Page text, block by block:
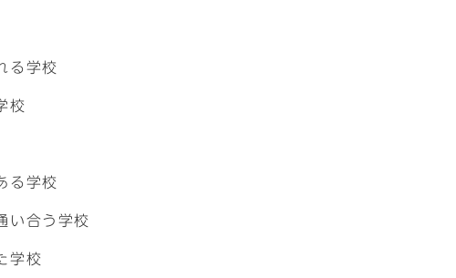
る学校
校
る学校
い合う学校
学校